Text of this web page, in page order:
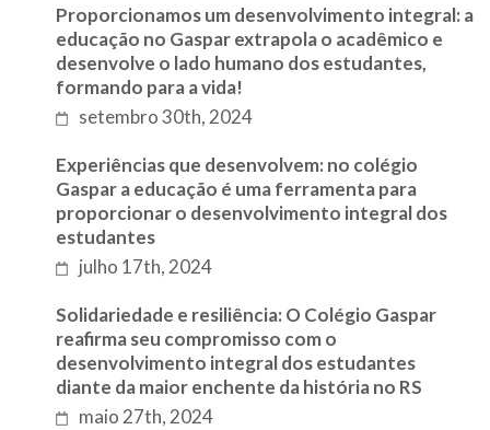
Proporcionamos um desenvolvimento integral: a
educação no Gaspar extrapola o acadêmico e
desenvolve o lado humano dos estudantes,
formando para a vida!
setembro 30th, 2024
Experiências que desenvolvem: no colégio
Gaspar a educação é uma ferramenta para
proporcionar o desenvolvimento integral dos
estudantes
julho 17th, 2024
Solidariedade e resiliência: O Colégio Gaspar
reafirma seu compromisso com o
desenvolvimento integral dos estudantes
diante da maior enchente da história no RS
maio 27th, 2024